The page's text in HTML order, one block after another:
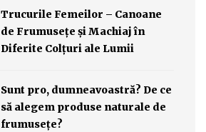
Trucurile Femeilor – Canoane
de Frumuseţe şi Machiaj în
Diferite Colţuri ale Lumii
Sunt pro, dumneavoastră? De ce
să alegem produse naturale de
frumuseţe?